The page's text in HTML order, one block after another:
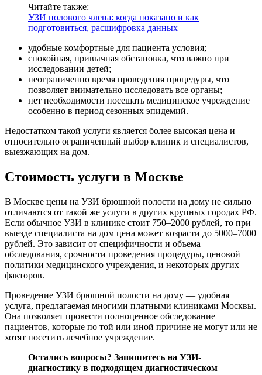
Читайте также:
УЗИ полового члена: когда показано и как
подготовиться, расшифровка данных
удобные комфортные для пациента условия;
спокойная, привычная обстановка, что важно при
исследовании детей;
неограниченно время проведения процедуры, что
позволяет внимательно исследовать все органы;
нет необходимости посещать медицинское учреждение
особенно в период сезонных эпидемий.
Недостатком такой услуги является более высокая цена и
относительно ограниченный выбор клиник и специалистов,
выезжающих на дом.
Стоимость услуги в Москве
В Москве цены на УЗИ брюшной полости на дому не сильно
отличаются от такой же услуги в других крупных городах РФ.
Если обычное УЗИ в клинике стоит 750–2000 рублей, то при
выезде специалиста на дом цена может возрасти до 5000–7000
рублей. Это зависит от специфичности и объема
обследования, срочности проведения процедуры, ценовой
политики медицинского учреждения, и некоторых других
факторов.
Проведение УЗИ брюшной полости на дому — удобная
услуга, предлагаемая многими платными клиниками Москвы.
Она позволяет провести полноценное обследование
пациентов, которые по той или иной причине не могут или не
хотят посетить лечебное учреждение.
Остались вопросы? Запишитесь на УЗИ-
диагностику в подходящем диагностическом